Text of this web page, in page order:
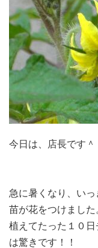
今日は、店長です＾
急に暑くなり、い
苗が花をつけました
植えてたった１０
は驚きです！！